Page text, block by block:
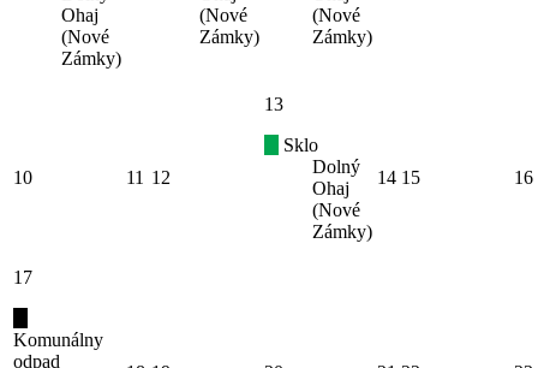
Ohaj
(Nové
Zámky)
(Nové
Zámky)
(Nové
Zámky)
10 11 12
13
Sklo
Dolný
Ohaj
(Nové
Zámky)
14 15 16
17
Komunálny
odpad